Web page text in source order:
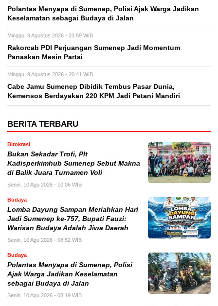
Polantas Menyapa di Sumenep, Polisi Ajak Warga Jadikan
Keselamatan sebagai Budaya di Jalan
Minggu, 9 Agustus 2026 - 23:59 WIB
Rakorcab PDI Perjuangan Sumenep Jadi Momentum
Panaskan Mesin Partai
Minggu, 9 Agustus 2026 - 20:41 WIB
Cabe Jamu Sumenep Dibidik Tembus Pasar Dunia,
Kemensos Berdayakan 220 KPM Jadi Petani Mandiri
BERITA TERBARU
Birokrasi
Bukan Sekadar Trofi, Plt
Kadisperkimhub Sumenep Sebut Makna
di Balik Juara Turnamen Voli
Senin, 10 Agu 2026 - 10:06 WIB
Budaya
Lomba Dayung Sampan Meriahkan Hari
Jadi Sumenep ke-757, Bupati Fauzi:
Warisan Budaya Adalah Jiwa Daerah
Senin, 10 Agu 2026 - 08:52 WIB
Budaya
Polantas Menyapa di Sumenep, Polisi
Ajak Warga Jadikan Keselamatan
sebagai Budaya di Jalan
Senin, 10 Agu 2026 - 08:19 WIB